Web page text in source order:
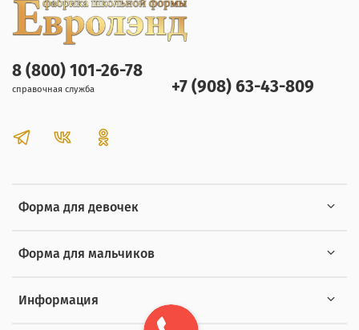
Форма для девочек
Форма для мальчиков
Информация
8 (800) 101-26-78
справочная служба +7 (908) 63-43-809